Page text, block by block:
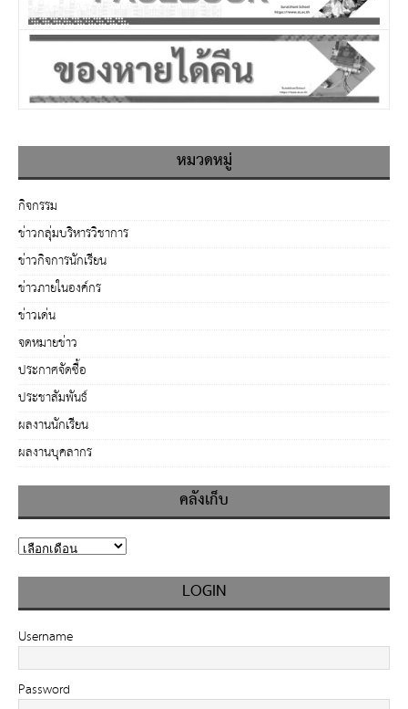
หมวดหมู่
กิจกรรม
ข่าวกลุ่มบริหารวิชาการ
ข่าวกิจการนักเรียน
ข่าวภายในองค์กร
ข่าวเด่น
จดหมายข่าว
ประกาศจัดซื้อ
ประชาสัมพันธ์
ผลงานนักเรียน
ผลงานบุคลากร
คลังเก็บ
LOGIN
Username
Password